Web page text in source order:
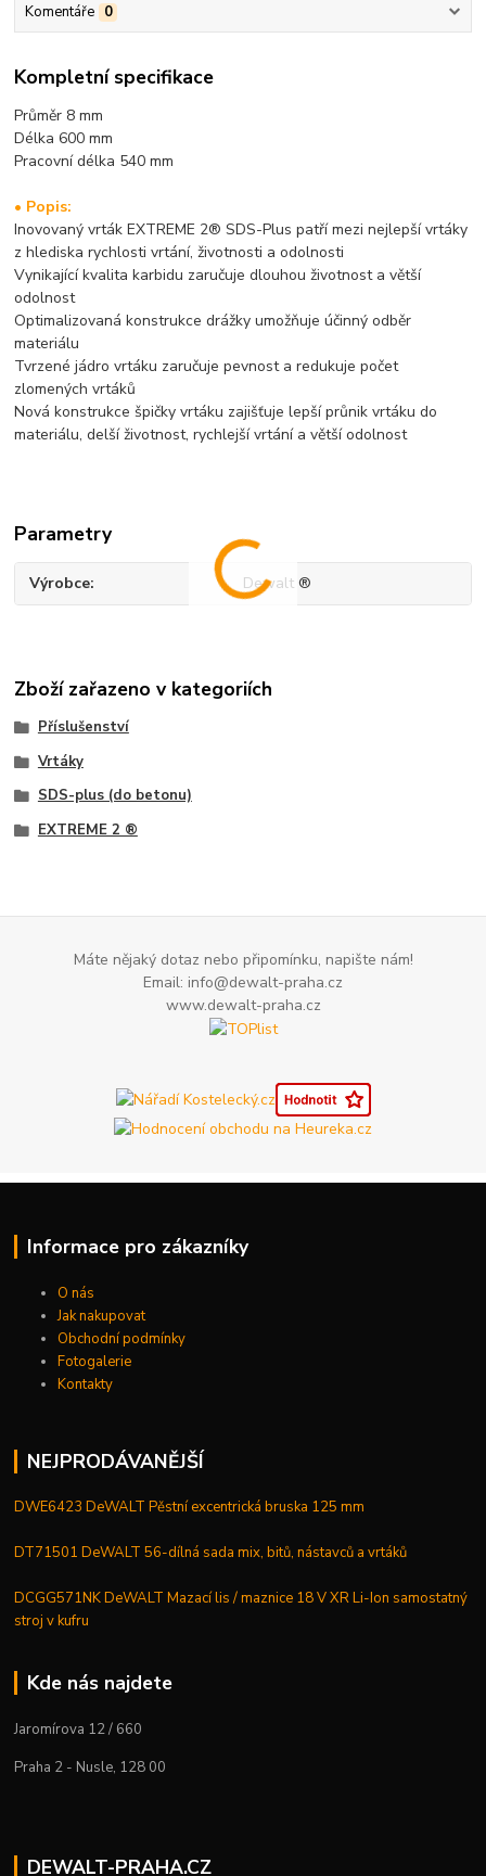
Komentáře 0
Kompletní specifikace
Průměr 8 mm
Délka 600 mm
Pracovní délka 540 mm
• Popis:
Inovovaný vrták EXTREME 2® SDS-Plus patří mezi nejlepší vrtáky
z hlediska rychlosti vrtání, životnosti a odolnosti
Vynikající kvalita karbidu zaručuje dlouhou životnost a větší
odolnost
Optimalizovaná konstrukce drážky umožňuje účinný odběr
materiálu
Tvrzené jádro vrtáku zaručuje pevnost a redukuje počet
zlomených vrtáků
Nová konstrukce špičky vrtáku zajišťuje lepší průnik vrtáku do
materiálu, delší životnost, rychlejší vrtání a větší odolnost
Parametry
Výrobce Dewalt ®
Zboží zařazeno v kategoriích
Příslušenství
Vrtáky
SDS-plus (do betonu)
EXTREME 2 ®
Máte nějaký dotaz nebo připomínku, napište nám!
Email: info@dewalt-praha.cz
www.dewalt-praha.cz
Informace pro zákazníky
O nás
Jak nakupovat
Obchodní podmínky
Fotogalerie
Kontakty
NEJPRODÁVANĚJŠÍ
DWE6423 DeWALT Pěstní excentrická bruska 125 mm
DT71501 DeWALT 56-dílná sada mix, bitů, nástavců a vrtáků
DCGG571NK DeWALT Mazací lis / maznice 18 V XR Li-Ion samostatný
stroj v kufru
Kde nás najdete
Jaromírova 12 / 660
Praha 2 - Nusle, 128 00
DEWALT-PRAHA.CZ